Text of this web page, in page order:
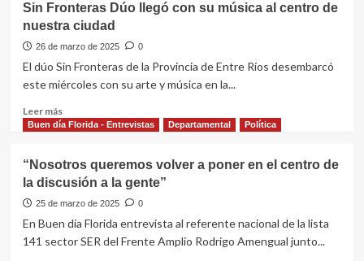
de
Souza
sostiene
que
escuelas
los
ser
titulados
Sin Fronteras Dúo llegó con su música al centro de
nuestra ciudad
26 de marzo de 2025 0
El dúo Sin Fronteras de la Provincia de Entre Ríos desembarcó
este miércoles con su arte y música en la...
Leer másLeer
más
Fronteras
Dúo
llegó
con
música
Buen día Florida - Entrevistas Departamental Política
“Nosotros queremos volver a poner en el centro de
la discusión a la gente”
25 de marzo de 2025 0
En Buen día Florida entrevista al referente nacional de la lista
141 sector SER del Frente Amplio Rodrigo Amengual junto...